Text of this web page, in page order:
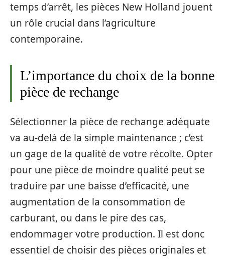
temps d’arrêt, les pièces New Holland jouent
un rôle crucial dans l’agriculture
contemporaine.
L’importance du choix de la bonne
pièce de rechange
Sélectionner la pièce de rechange adéquate
va au-delà de la simple maintenance ; c’est
un gage de la qualité de votre récolte. Opter
pour une pièce de moindre qualité peut se
traduire par une baisse d’efficacité, une
augmentation de la consommation de
carburant, ou dans le pire des cas,
endommager votre production. Il est donc
essentiel de choisir des pièces originales et